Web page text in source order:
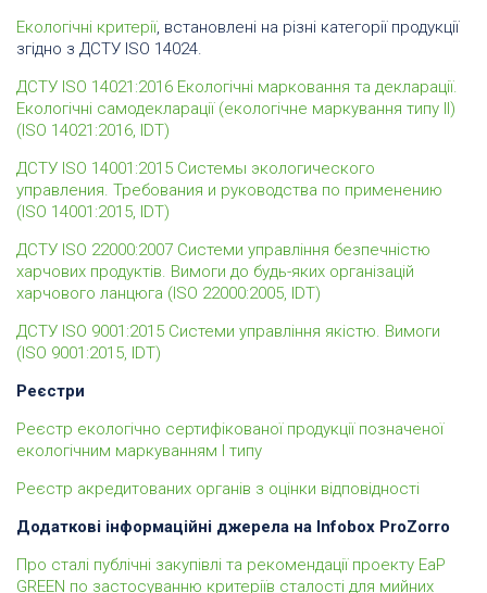
Екологічні критерії, встановлені на різні категорії продукції
згідно з ДСТУ ISO 14024.
ДСТУ ISO 14021:2016 Екологічні марковання та декларації.
Екологічні самодекларації (екологічне маркування типу II)
(ISO 14021:2016, IDT)
ДСТУ ISO 14001:2015 Системы экологического
управления. Требования и руководства по применению
(ISO 14001:2015, IDT)
ДСТУ ISO 22000:2007 Системи управління безпечністю
харчових продуктів. Вимоги до будь-яких організацій
харчового ланцюга (ІSО 22000:2005, IDТ)
ДСТУ ISO 9001:2015 Системи управління якістю. Вимоги
(ISO 9001:2015, IDT)
Реєстри
Реєстр екологічно сертифікованої продукції позначеної
екологічним маркуванням І типу
Реєстр акредитованих органів з оцінки відповідності
Додаткові інформаційні джерела на Infobox ProZorro
Про сталі публічні закупівлі та рекомендації проекту EaP
GREEN по застосуванню критеріїв сталості для мийних